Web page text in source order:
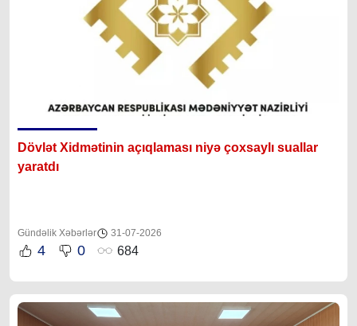
Dövlət Xidmətinin açıqlaması niyə çoxsaylı suallar
yaratdı
Gündəlik Xəbərlər 31-07-2026
4 0 684